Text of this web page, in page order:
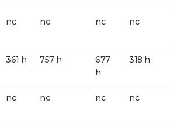
nc nc nc nc
361 h 757 h
677
h
318 h
nc nc nc nc